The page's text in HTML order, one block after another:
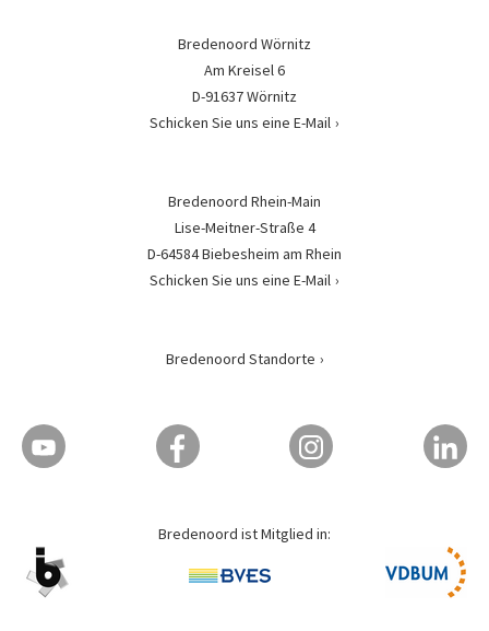
Bredenoord Wörnitz
Am Kreisel 6
D-91637 Wörnitz
Schicken Sie uns eine E-Mail
Bredenoord Rhein-Main
Lise-Meitner-Straße 4
D-64584 Biebesheim am Rhein
Schicken Sie uns eine E-Mail
Bredenoord Standorte
Bredenoord ist Mitglied in: